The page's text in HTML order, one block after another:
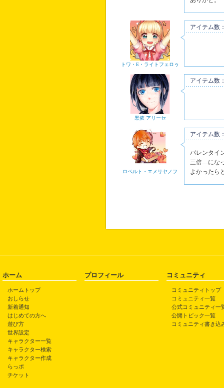
トワ・E・ライトフェロゥ
アイテム数
黒依 アリーセ
アイテム数
ロベルト・エメリヤノフ
アイテム数
バレンタイ
三倍…にな
よかったら
ホーム
ホームトップ
おしらせ
新着通知
はじめての方へ
遊び方
世界設定
キャラクター一覧
キャラクター検索
キャラクター作成
らっポ
チケット
プロフィール コミュニティ
コミュニティトップ
コミュニティ一覧
公式コミュニティ一
公開トピック一覧
コミュニティ書き込